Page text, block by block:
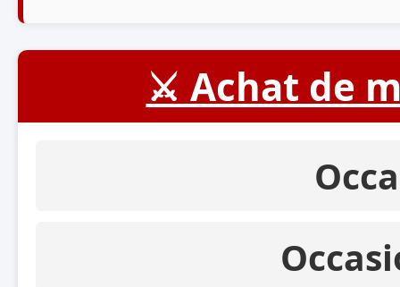
⚔️ Achat de